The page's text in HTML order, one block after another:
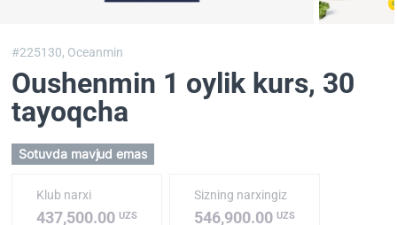
#225130, Oceanmin
Oushenmin 1 oylik kurs, 30
tayoqcha
Sotuvda mavjud emas
Klub narxi
437,500.00 UZS
Sizning narxingiz
546,900.00UZS